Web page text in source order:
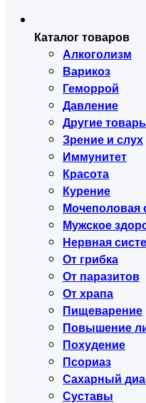
Каталог товаров
Алкоголизм
Варикоз
Геморрой
Давление
Другие
Зрение и слух
Иммунитет
Красота
Курение
Мочеполовая
Мужское
Нервная
От грибка
От паразитов
От храпа
Пищеварение
Повышение
Похудение
Псориаз
Сахарный
Суставы